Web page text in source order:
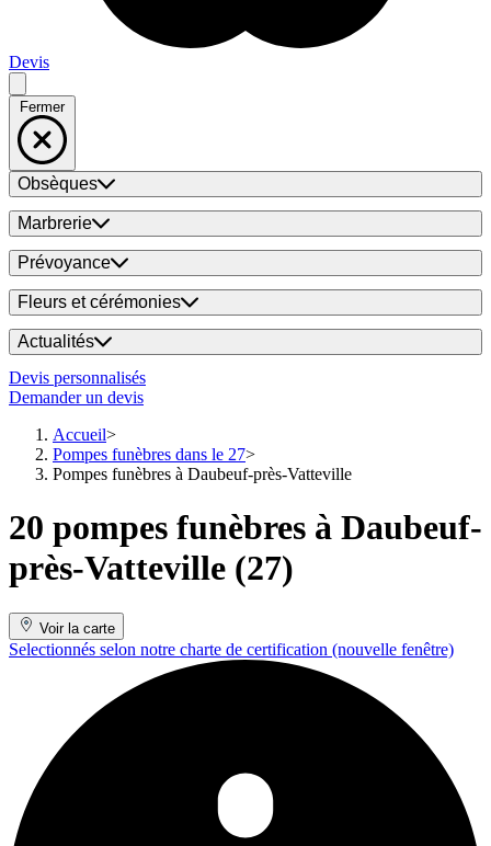
Devis
Fermer
Obsèques
Marbrerie
Prévoyance
Fleurs et cérémonies
Actualités
Devis personnalisés
Demander un devis
Accueil
Pompes funèbres dans le 27
Pompes funèbres à Daubeuf-près-Vatteville
20 pompes funèbres à Daubeuf-
près-Vatteville (27)
Voir la carte
Selectionnés selon notre charte de certification (nouvelle fenêtre)